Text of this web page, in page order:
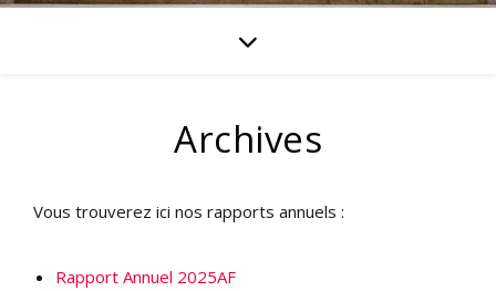
Archives
Vous trouverez ici nos rapports annuels :
Rapport Annuel 2025AF